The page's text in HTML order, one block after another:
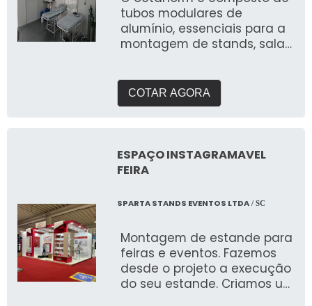
tubos modulares de
alumínio, essenciais para a
montagem de stands, salas
COTAR AGORA
ESPAÇO INSTAGRAMAVEL
FEIRA
SPARTA STANDS EVENTOS LTDA/ SC
Montagem de estande para
feiras e eventos. Fazemos
desde o projeto a execução
do seu estande. Criamos um